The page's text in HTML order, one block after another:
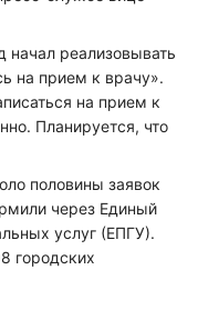
реализовывать
на прием к врачу».
на прием к
Планируется, что
половины заявок
через Единый
услуг (ЕПГУ).
городских